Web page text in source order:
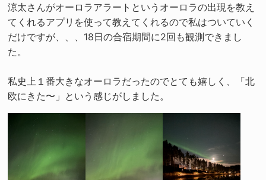
涼太さんがオーロラアラートというオーロラの出現を教え
てくれるアプリを使って教えてくれるので私はついていく
だけですが、、、18日の合宿期間に2回も観測できまし
た。
私史上１番大きなオーロラだったのでとても嬉しく、「北
欧にきた〜」という感じがしました。